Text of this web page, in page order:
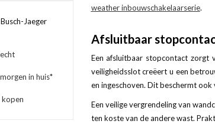
Jaeger
in huis*
weather inbouwschakelaarserie.
Afsluitbaar
Een afsluitbaar stopcontact zorgt
veiligheidsslot creëert u een
en ingeschoven. Dit beschermt
Een veilige vergrendeling van
ten koste van de andere wast.